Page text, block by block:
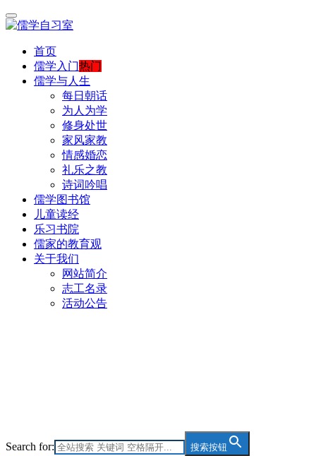
首页
儒学入门热门
儒学与人生
每日朝话
为人为学
修身处世
家风家教
情感婚恋
礼乐之教
诗词吟唱
儒学图书馆
儿童读经
乐习书院
儒家的教育观
关于我们
网站简介
志工名录
活动公告
Search for: 搜索按钮